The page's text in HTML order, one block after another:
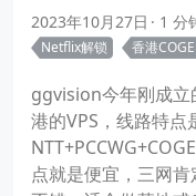
2023年10月27日 1 分
Netflix解锁
香港
ggvision今年刚成立
港的VPS，线路特点
点就是便宜，三网